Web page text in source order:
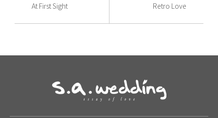
At First Sight Retro Love